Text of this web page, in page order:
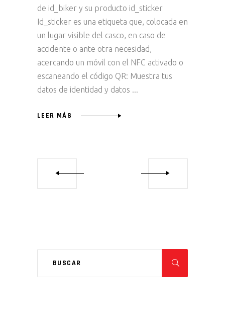
de id_biker y su producto id_sticker
Id_sticker es una etiqueta que, colocada en
un lugar visible del casco, en caso de
accidente o ante otra necesidad,
acercando un móvil con el NFC activado o
escaneando el código QR: Muestra tus
datos de identidad y datos
LEER MÁS